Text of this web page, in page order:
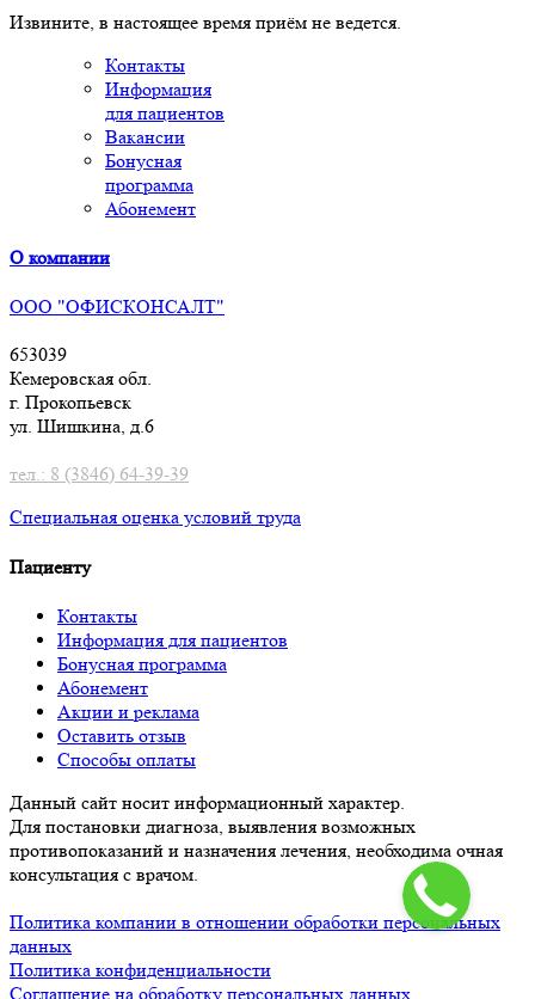
Извините, в настоящее время приём не ведется.
Контакты
Информация
для пациентов
Вакансии
Бонусная
программа
Абонемент
О компании
ООО "ОФИСКОНСАЛТ"
653039
Кемеровская обл.
г. Прокопьевск
ул. Шишкина, д.6
тел.: 8 (3846) 64-39-39
Специальная оценка условий труда
Пациенту
Контакты
Информация для пациентов
Бонусная программа
Абонемент
Акции и реклама
Оставить отзыв
Способы оплаты
Данный сайт носит информационный характер.
Для постановки диагноза, выявления возможных
противопоказаний и назначения лечения, необходима очная
консультация с врачом.
Политика компании в отношении обработки персональных
данных
Политика конфиденциальности
Соглашение на обработку персональных данных